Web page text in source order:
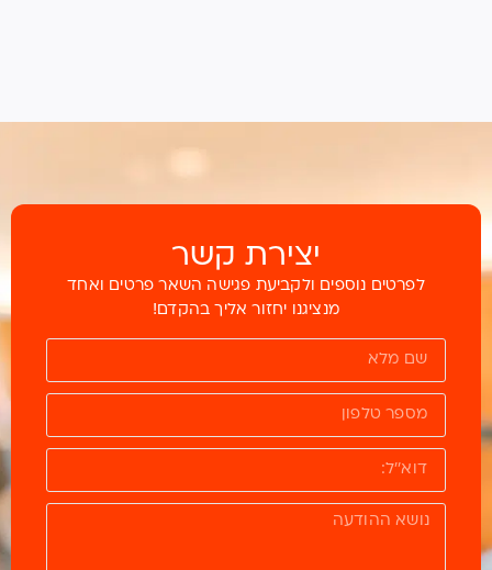
יצירת קשר
לפרטים נוספים ולקביעת פגישה השאר פרטים ואחד
מנציגנו יחזור אליך בהקדם!